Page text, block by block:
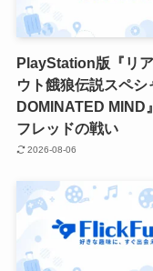
PlayStation版『リ
ウト餓狼伝説スペシ
DOMINATED MIND
フレッドの戦い
2026-08-06